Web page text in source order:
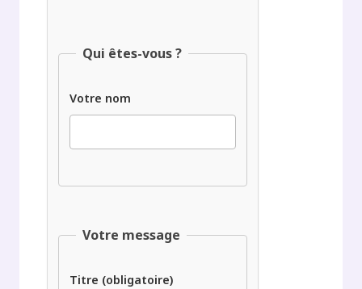
Qui êtes-vous ?
Votre nom
Votre message
Titre (obligatoire)